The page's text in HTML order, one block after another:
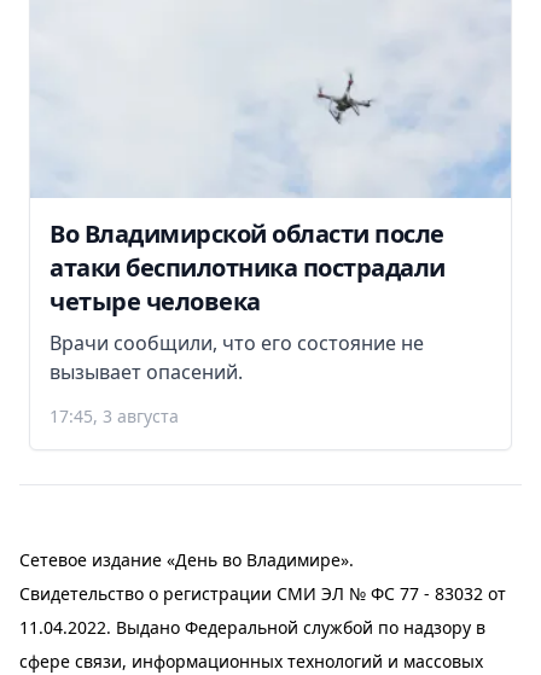
Во Владимирской области после
атаки беспилотника пострадали
четыре человека
Врачи сообщили, что его состояние не
вызывает опасений.
17:45, 3 августа
Сетевое издание «День во Владимире».
Свидетельство о регистрации СМИ ЭЛ № ФС 77 - 83032 от
11.04.2022. Выдано Федеральной службой по надзору в
сфере связи, информационных технологий и массовых